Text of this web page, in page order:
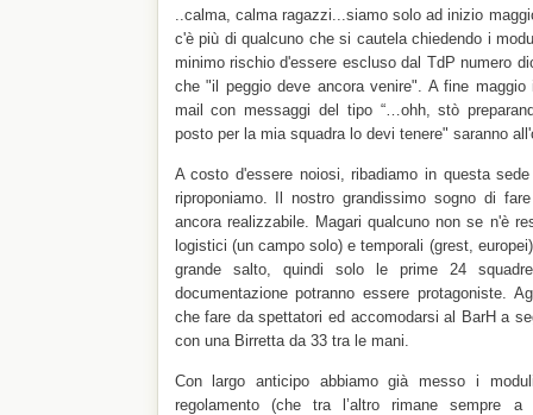
..calma, calma ragazzi...siamo solo ad inizio
c'è più di qualcuno che si cautela chiedendo i
minimo rischio d'essere escluso dal TdP numero
che "il peggio deve ancora venire". A fine
mail con messaggi del tipo “…ohh, stò
posto per la mia squadra lo devi tenere" saranno
A costo d'essere noiosi, ribadiamo in questa
riproponiamo. Il nostro grandissimo sogno di
ancora realizzabile. Magari qualcuno non se n'è
logistici (un campo solo) e temporali (grest,
grande salto, quindi solo le prime 24 squadre
documentazione potranno essere protagoniste.
che fare da spettatori ed accomodarsi al BarH a
con una Birretta da 33 tra le mani.
Con largo anticipo abbiamo già messo i
regolamento (che tra l’altro rimane sempre